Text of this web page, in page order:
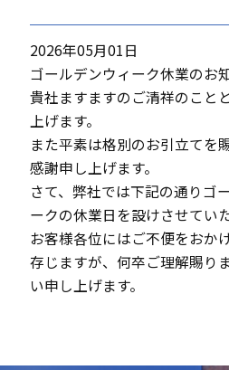
2026年05月01日
ゴールデンウィーク休業のお
貴社ますますのご清祥のこと
上げます。
また平素は格別のお引立てを
感謝申し上げます。
さて、弊社では下記の通りゴ
ークの休業日を設けさせてい
お客様各位にはご不便をおか
存じますが、何卒ご理解賜り
い申し上げます。